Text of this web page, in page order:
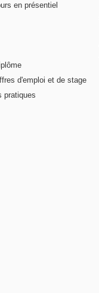
en présentiel
d'emploi et de stage
pratiques